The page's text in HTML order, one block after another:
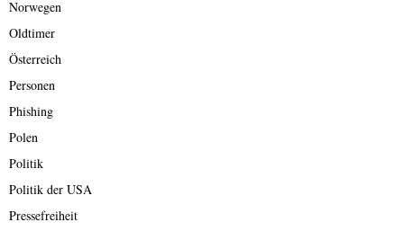
Norwegen
Oldtimer
Österreich
Personen
Phishing
Polen
Politik
Politik der USA
Pressefreiheit